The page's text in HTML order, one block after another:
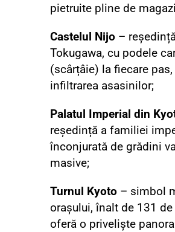
pietruite pline de
Castelul Nijo –
Tokugawa, cu podele
(scârțâie) la fiecare
infiltrarea asasinilor;
Palatul Imperial din
reședință a familiei
înconjurată de grădini
masive;
Turnul Kyoto – simbol
orașului, înalt de 131
oferă o priveliște